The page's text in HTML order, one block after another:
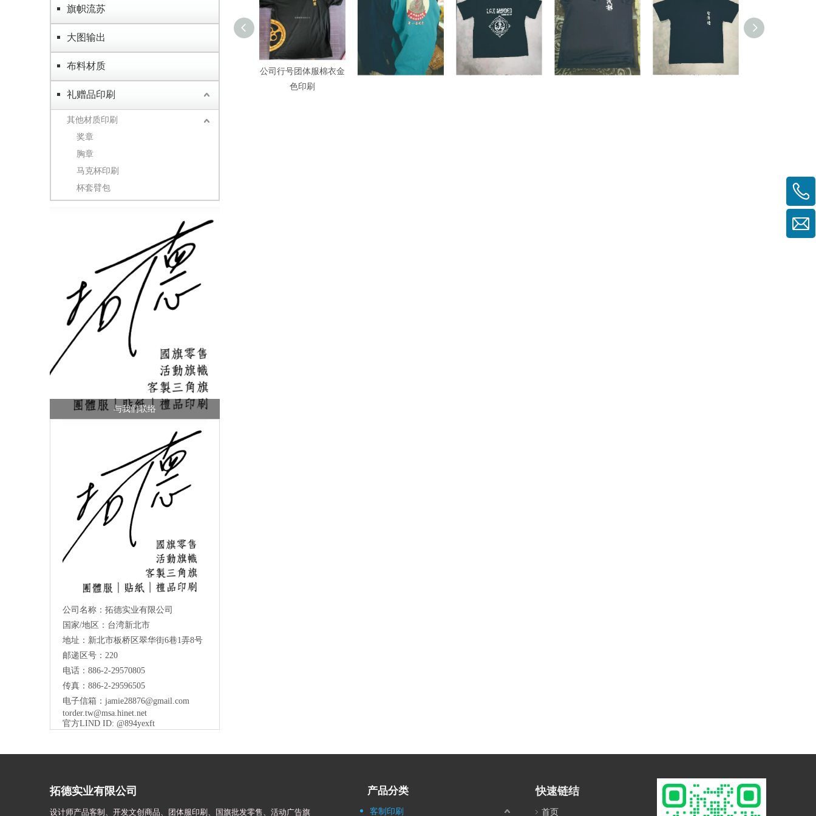
旗帜流苏
大图输出
布料材质
礼赠品印刷
其他材质印刷
奖章
胸章
马克杯印刷
杯套臂包
与我们联络
公司名称：拓德实业有限公司
国家/地区：台湾新北市
地址：新北市板桥区翠华街6巷1弄8号
邮递区号：220
电话：886-2-29570805
传真：886-2-29596505
电子信箱： jamie28876@gmail.com
torder.tw@msa.hinet.net
官方LIND ID: @894yexft
公司行号团体服棉衣金
色印刷
背心防风外套印刷 专业印花制版印刷 POLO企业制服印刷 宫庙制服印刷
拓德实业有限公司
设计师产品客制、开发文创商品、团体服印刷、 国旗批发零售、活动广告旗
产品分类
客制印刷
快速链结
首页